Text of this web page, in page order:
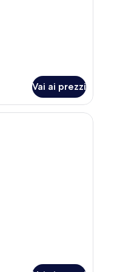
Vai ai prezzi
in legno e un pavimento a
moderno con un divano